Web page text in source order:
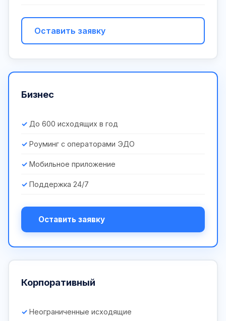
Оставить заявку
Бизнес
До 600 исходящих в год
Роуминг с операторами ЭДО
Мобильное приложение
Поддержка 24/7
Оставить заявку
Корпоративный
Неограниченные исходящие